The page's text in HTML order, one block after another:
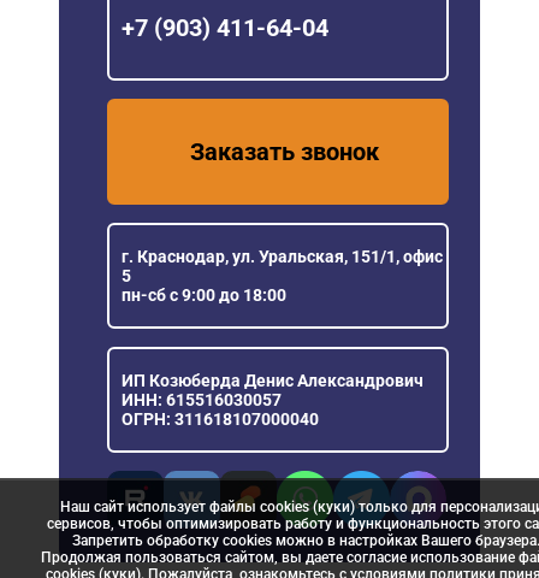
+7 (903) 411-64-04
Заказать звонок
г. Краснодар, ул. Уральская, 151/1, офис
5
пн-сб с 9:00 до 18:00
ИП Козюберда Денис Александрович
ИНН: 615516030057
ОГРН: 311618107000040
Наш сайт использует файлы cookies (куки) только для
сервисов, чтобы оптимизировать работу и функциональность этого
Запретить обработку cookies можно в настройках Вашего браузера.
Продолжая пользоваться сайтом, вы даете согласие использование
cookies (куки). Пожалуйста, ознакомьтесь с условиями политики